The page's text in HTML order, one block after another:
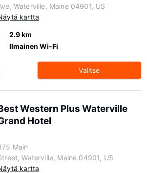
Waterville, Maine 04901, US
kartta
2.9 km
Ilmainen Wi-Fi
Valitse
Western Plus Waterville
Hotel
Main
Waterville, Maine 04901, US
kartta